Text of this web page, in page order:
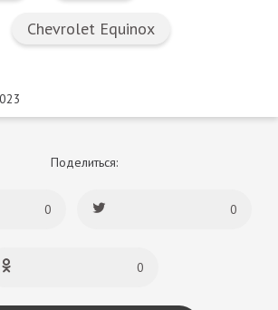
Chevrolet Equinox
Поделиться:
0 0
0